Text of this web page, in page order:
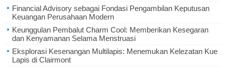
Financial Advisory sebagai Fondasi Pengambilan Keputusan
Keuangan Perusahaan Modern
Keunggulan Pembalut Charm Cool: Memberikan Kesegaran
dan Kenyamanan Selama Menstruasi
Eksplorasi Kesenangan Multilapis: Menemukan Kelezatan Kue
Lapis di Clairmont